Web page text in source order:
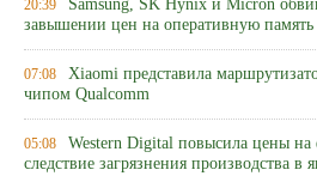
20:39 Samsung, SK Hynix и Micron
завышении цен на оперативную
07:08 Xiaomi представила
чипом Qualcomm
05:08 Western Digital повысила цены
следствие загрязнения производства в